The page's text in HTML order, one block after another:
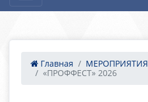
Главная МЕРОПРИЯТИЯ
«ПРОФФЕСТ» 2026